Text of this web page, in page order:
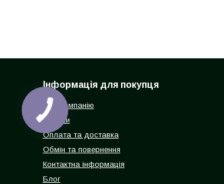
Інформація для покупця
Про компанію
Відгуки
Оплата та доставка
Обмін та повернення
Контактна інформація
Блог